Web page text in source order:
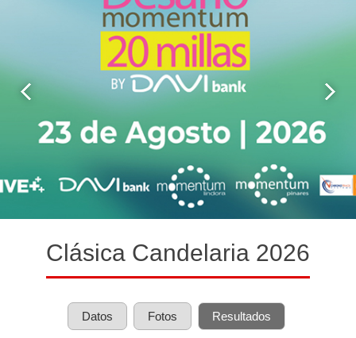
Clásica Candelaria 2026
Datos Fotos Resultados